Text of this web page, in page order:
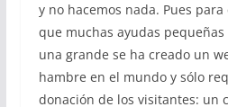
y no hacemos nada. Pues
que muchas ayudas
una grande se ha creado un
hambre en el mundo y sólo
donación de los visitantes: un